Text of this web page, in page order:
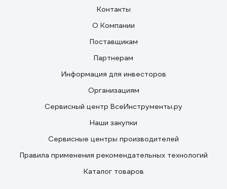
Контакты
О Компании
Поставщикам
Партнерам
Информация для инвесторов
Организациям
Сервисный центр ВсеИнструменты.ру
Наши закупки
Сервисные центры производителей
Правила применения рекомендательных технологий
Каталог товаров